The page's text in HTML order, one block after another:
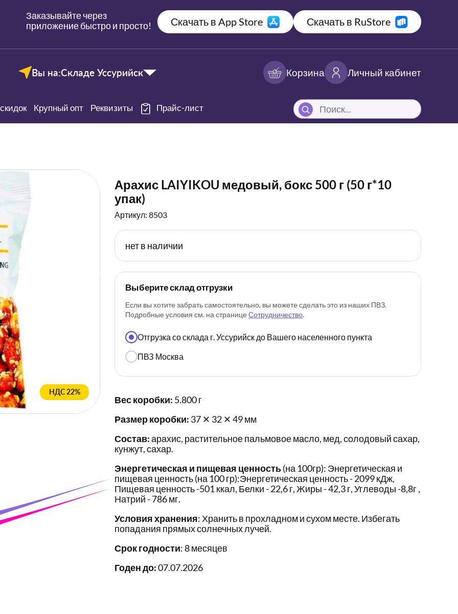
Заказывайте через
приложение быстро и просто!
Скачать в App Store Скачать в RuStore
Вы на:Складе Уссурийск Корзина Личный кабинет
Крупный опт Реквизиты Прайс-лист
НДС 22%
Арахис LAIYIKOU медовый, бокс 500 г (50 г*10
упак)
Артикул: 8503
нет в наличии
Выберите склад отгрузки
Если вы хотите забрать самостоятельно, вы можете сделать это из наших ПВЗ.
Подробные условия см. на странице Сотрудничество.
Отгрузка со склада г. Уссурийск до Вашего населенного пункта
ПВЗ Москва
Вес коробки: 5.800 г
Размер коробки: 37 ✕ 32 ✕ 49 мм
Состав:арахис, растительное пальмовое масло, мед, солодовый сахар,
кунжут, сахар.
Энергетическая и пищевая ценность(на 100гр): Энергетическая и
пищевая ценность (на 100 гр):Энергетическая ценность - 2099 кДж,
Пищевая ценность -501 ккал, Белки - 22,6 г, Жиры - 42,3 г, Углеводы -8,8г ,
Натрий - 786 мг.
Условия хранения: Хранить в прохладном и сухом месте. Избегать
попадания прямых солнечных лучей.
Срок годности: 8 месяцев
Годен до:07.07.2026